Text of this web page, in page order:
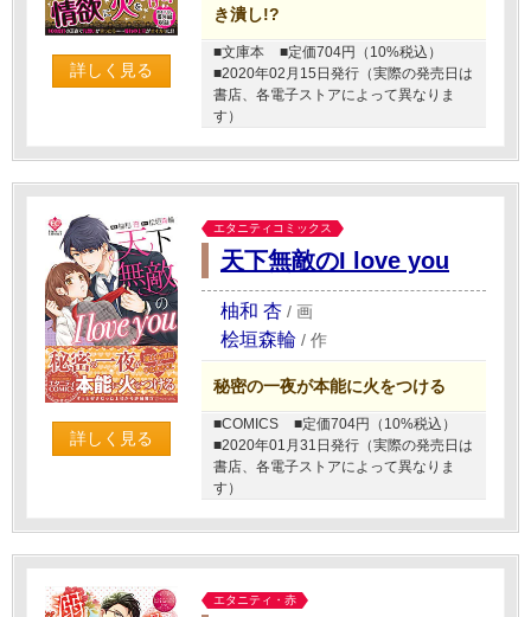
詳しく見る
き潰し!?
■文庫本
■定価704円（10%税込）
■2020年02月15日発行（実際の発売日は
書店、各電子ストアによって異なりま
す）
詳しく見る
エタニティコミックス
天下無敵のI love you
柚和 杏 / 画
桧垣森輪 / 作
秘密の一夜が本能に火をつける
■COMICS
■定価704円（10%税込）
■2020年01月31日発行（実際の発売日は
書店、各電子ストアによって異なりま
す）
エタニティ・赤